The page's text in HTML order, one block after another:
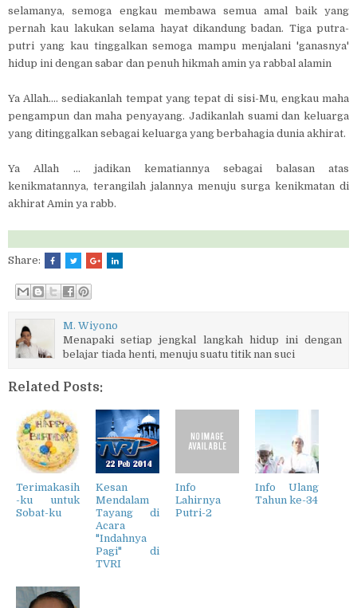
selamanya, semoga engkau membawa semua amal baik yang
pernah kau lakukan selama hayat dikandung badan. Tiga putra-
putri yang kau tinggalkan semoga mampu menjalani 'ganasnya'
hidup ini dengan sabar dan penuh hikmah amin ya rabbal alamin
Ya Allah.... sediakanlah tempat yang tepat di sisi-Mu, engkau maha
pengampun dan maha penyayang. Jadikanlah suami dan keluarga
yang ditinggalkan sebagai keluarga yang berbahagia dunia akhirat.
Ya Allah ... jadikan kematiannya sebagai balasan atas
kenikmatannya, terangilah jalannya menuju surga kenikmatan di
akhirat Amin ya rabb.
Share:
M. Wiyono
Menapaki setiap jengkal langkah hidup ini dengan
belajar tiada henti, menuju suatu titik nan suci
Related Posts:
Terimakasih
-ku untuk
Sobat-ku
Kesan
Mendalam
Tayang di
Acara
"Indahnya
Pagi" di
TVRI
Info
Lahirnya
Putri-2
Info Ulang
Tahun ke-34